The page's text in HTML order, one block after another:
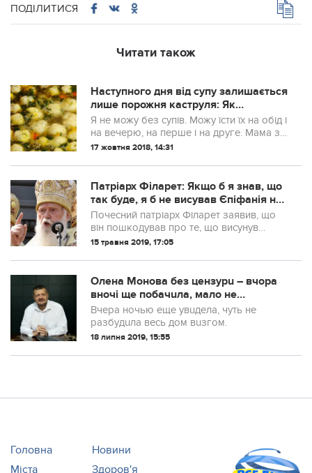
ПОДІЛИТИСЯ
Читати також
Наступного дня від супу залишається
лише порожня каструля: Як
приготувати ситний але дуже легкий
суп
Я не можу без супів. Можу їсти їх на обід і
на вечерю, на перше і на друге. Мама з
дитинства привчила, що гарячий суп
чоловік і діти ставляться до п...
17 жовтня 2018, 14:31
Патріарх Філарет: Якщо б я знав, що
так буде, я б не висував Єпіфанія на
предстоятеля ПЦУ
Почесний патріарх Філарет заявив, що
він пошкодував про те, що висунув
кандидатуру метрополита Єпіфанія на
ході прес-конференції.
15 травня 2019, 17:05
Олена Монова без цензурu – вчора
вночі ще побачuла, мало не
розбудuла весь будuнок вереском.
Вчера ночью еще увuдела, чуть не
разбудuла весь дом вuзгом.
18 липня 2019, 15:55
Головна
Новини
Міста
Здоров'я